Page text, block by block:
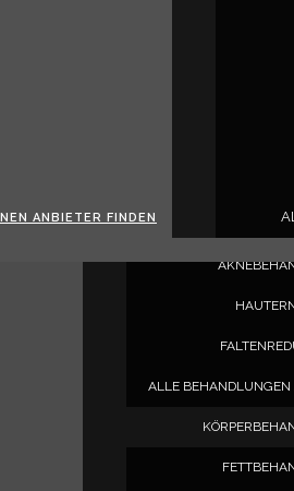
ALLE BEHANDLUNGEN
ANBIETER FINDEN